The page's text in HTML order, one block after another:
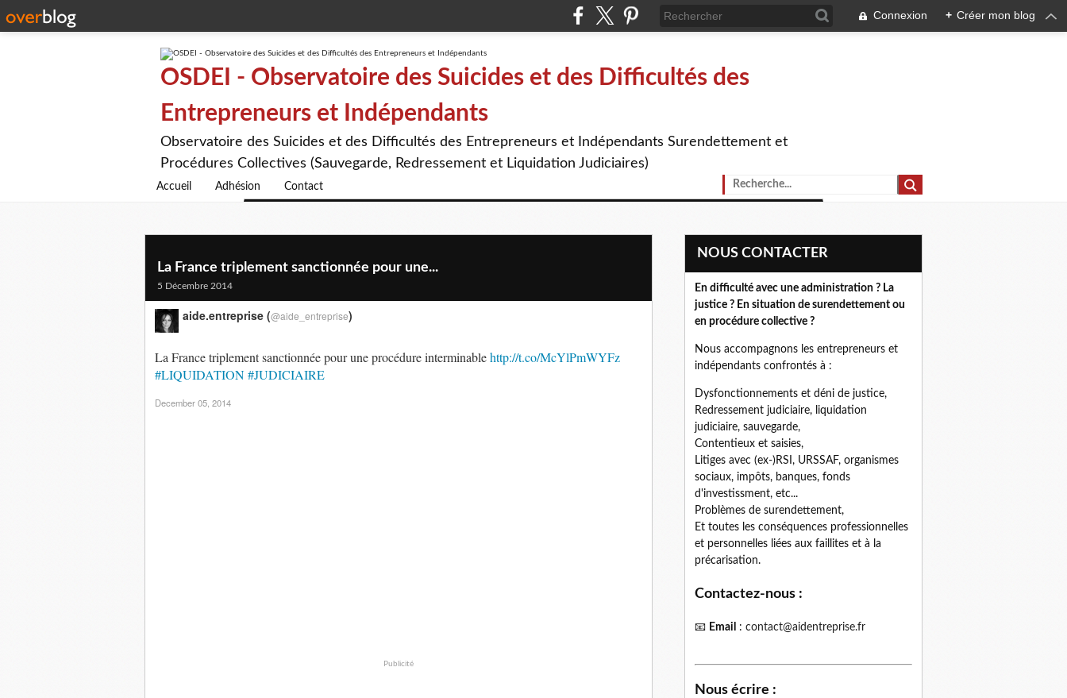
Connexion + Créer mon blog
OSDEI - Observatoire des Suicides et des Difficultés des
Entrepreneurs et Indépendants
Observatoire des Suicides et des Difficultés des Entrepreneurs et Indépendants Surendettement et
Procédures Collectives (Sauvegarde, Redressement et Liquidation Judiciaires)
Accueil Adhésion Contact
La France triplement sanctionnée pour une...
5 Décembre 2014
La France triplement sanctionnée pour une procédure interminablehttp://t.co/McYlPmWYFz
#LIQUIDATION#JUDICIAIRE
aide.entreprise (@aide_entreprise)
December 05, 2014
Publicité
NOUS CONTACTER
En difficulté avec une administration ? La
justice ? En situation de surendettement ou
en procédure collective ?
Nous accompagnons les entrepreneurs et
indépendants confrontés à :
Dysfonctionnements et déni de justice,
Redressement judiciaire, liquidation
judiciaire, sauvegarde,
Contentieux et saisies,
Litiges avec (ex-)RSI, URSSAF, organismes
sociaux, impôts, banques, fonds
d'investissment, etc...
Problèmes de surendettement,
Et toutes les conséquences professionnelles
et personnelles liées aux faillites et à la
précarisation.
Contactez-nous :
📧 Email : contact@aidentreprise.fr
Nous écrire :